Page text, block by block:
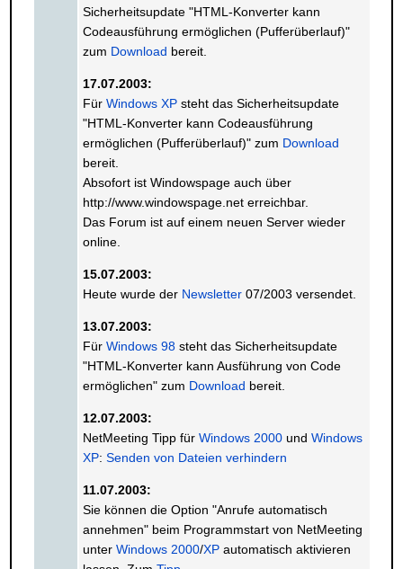
Sicherheitsupdate "HTML-Konverter kann
Codeausführung ermöglichen (Pufferüberlauf)"
zum Download bereit.
17.07.2003:
Für Windows XPsteht das Sicherheitsupdate
"HTML-Konverter kann Codeausführung
ermöglichen (Pufferüberlauf)" zum Download
bereit.
Absofort ist Windowspage auch über
http://www.windowspage.net erreichbar.
Das Forum ist auf einem neuen Server wieder
online.
15.07.2003:
Heute wurde der Newsletter07/2003 versendet.
13.07.2003:
Für Windows 98steht das Sicherheitsupdate
"HTML-Konverter kann Ausführung von Code
ermöglichen" zum Download bereit.
12.07.2003:
NetMeeting Tipp für Windows 2000und Windows
XP: Senden von Dateien verhindern
11.07.2003:
Sie können die Option "Anrufe automatisch
annehmen" beim Programmstart von NetMeeting
unter Windows 2000/XPautomatisch aktivieren